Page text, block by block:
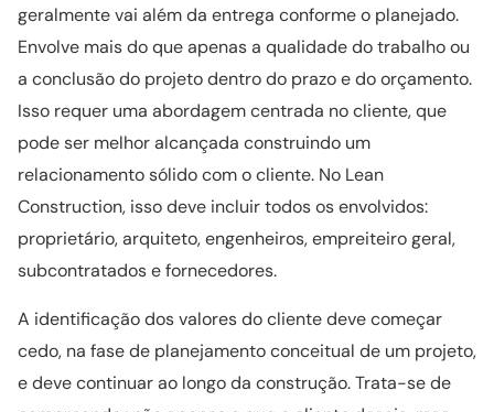
geralmente vai além da entrega conforme o planejado.
Envolve mais do que apenas a qualidade do trabalho ou
a conclusão do projeto dentro do prazo e do orçamento.
Isso requer uma abordagem centrada no cliente, que
pode ser melhor alcançada construindo um
relacionamento sólido com o cliente. No Lean
Construction, isso deve incluir todos os envolvidos:
proprietário, arquiteto, engenheiros, empreiteiro geral,
subcontratados e fornecedores.
A identificação dos valores do cliente deve começar
cedo, na fase de planejamento conceitual de um projeto,
e deve continuar ao longo da construção. Trata-se de